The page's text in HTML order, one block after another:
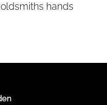
hands